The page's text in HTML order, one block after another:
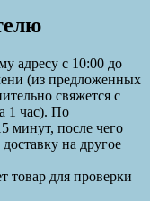
адресу с 10:00 до
(из предложенных
свяжется с
1 час). По
минут, после чего
на другое
товар для проверки